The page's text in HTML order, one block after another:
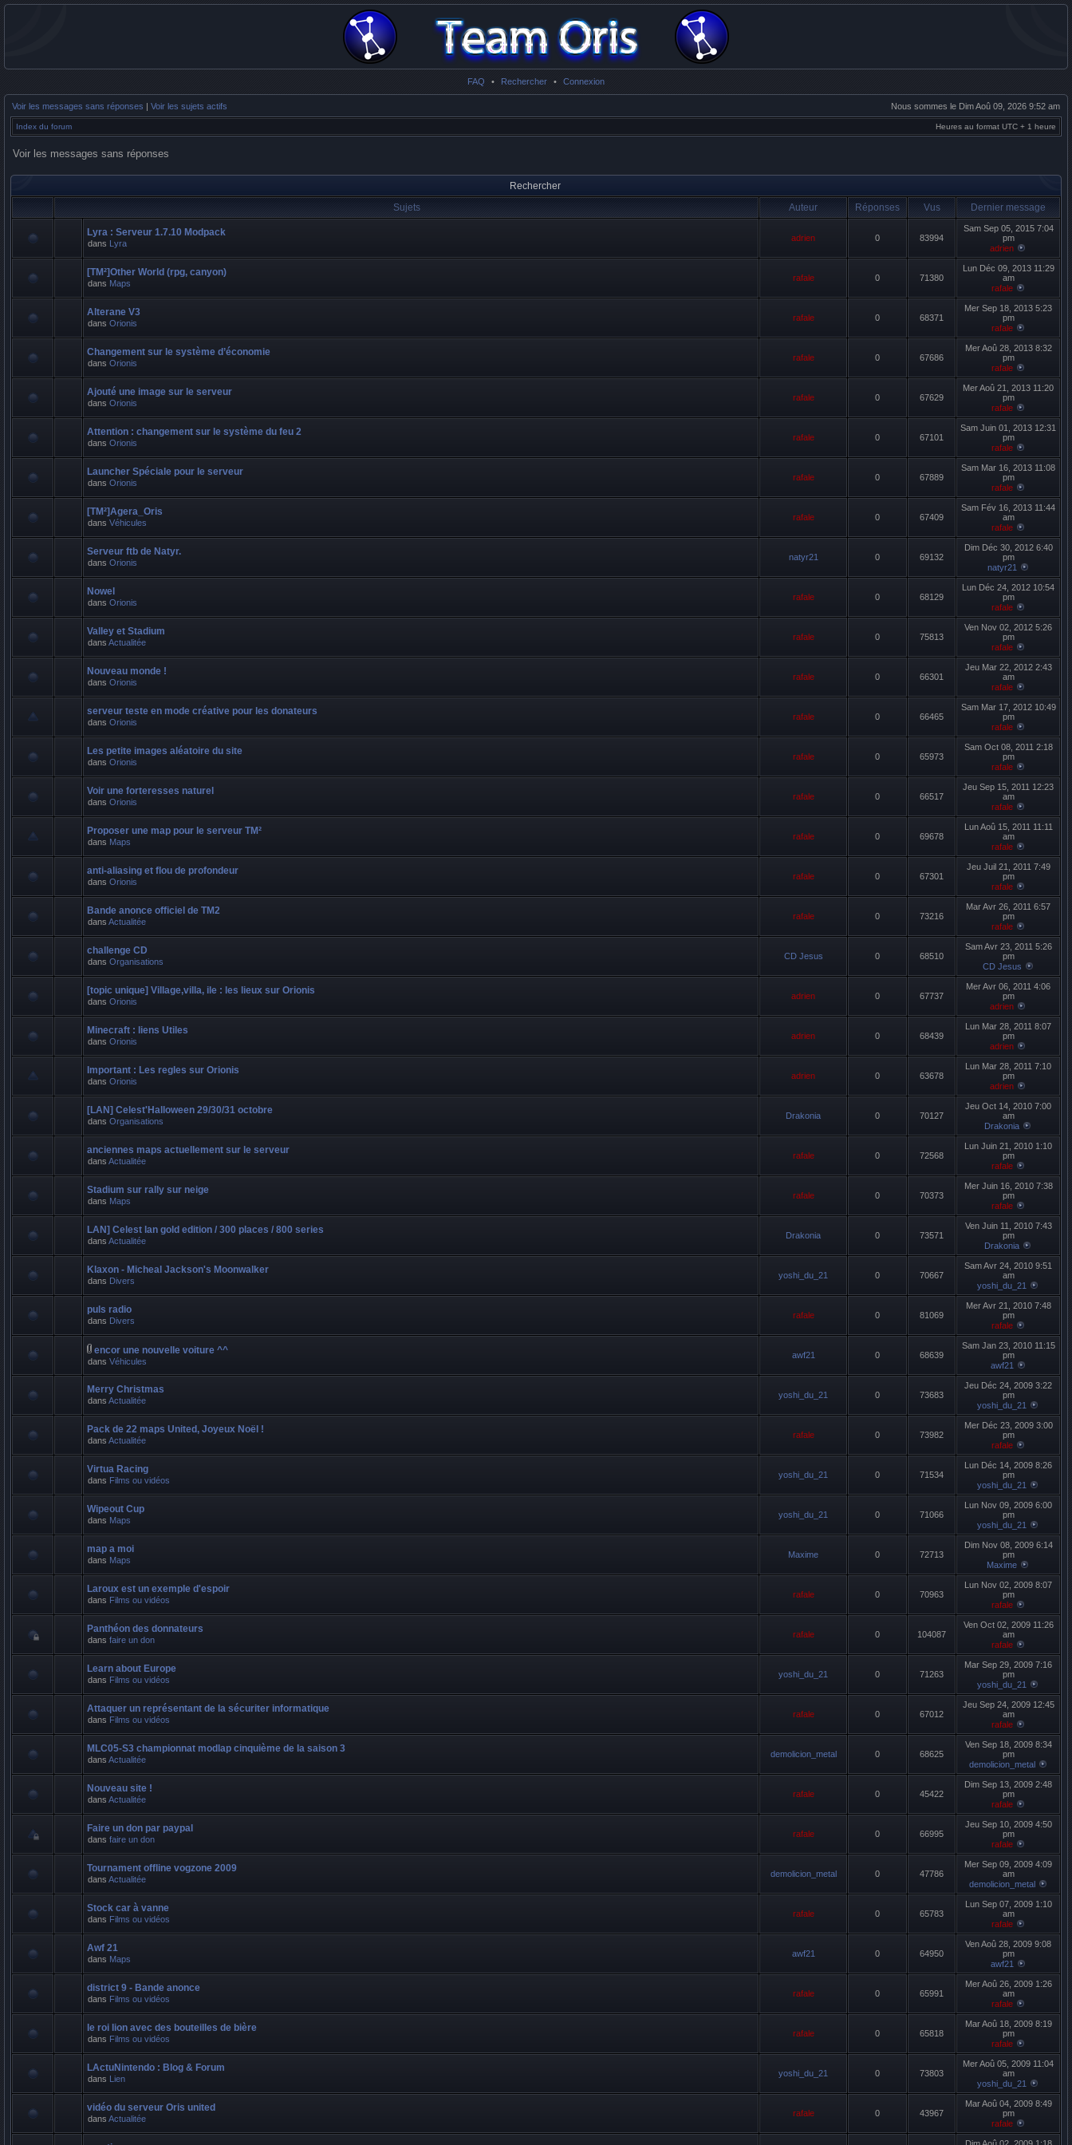
FAQ • Rechercher • Connexion
Voir les messages sans réponses | Voir les sujets actifs Nous sommes le Dim Aoû 09, 2026 9:52 am
Index du forum Heures au format UTC + 1 heure
Voir les messages sans réponses
Rechercher
Sujets
Auteur Réponses Vus Dernier message
Lyra : Serveur 1.7.10 Modpack
dans Lyra
adrien 0 83994
Sam Sep 05, 2015 7:04
pm
adrien
[TM²]Other World (rpg, canyon)
dans Maps
rafale 0 71380
Lun Déc 09, 2013 11:29
am
rafale
Alterane V3
dans Orionis
rafale 0 68371
Mer Sep 18, 2013 5:23
pm
rafale
Changement sur le système d’économie
dans Orionis
rafale 0 67686
Mer Aoû 28, 2013 8:32
pm
rafale
Ajouté une image sur le serveur
dans Orionis
rafale 0 67629
Mer Aoû 21, 2013 11:20
pm
rafale
Attention : changement sur le système du feu 2
dans Orionis
rafale 0 67101
Sam Juin 01, 2013 12:31
pm
rafale
Launcher Spéciale pour le serveur
dans Orionis
rafale 0 67889
Sam Mar 16, 2013 11:08
pm
rafale
[TM²]Agera_Oris
dans Véhicules
rafale 0 67409
Sam Fév 16, 2013 11:44
am
rafale
Serveur ftb de Natyr.
dans Orionis
natyr21 0 69132
Dim Déc 30, 2012 6:40
pm
natyr21
Nowel
dans Orionis
rafale 0 68129
Lun Déc 24, 2012 10:54
pm
rafale
Valley et Stadium
dans Actualitée
rafale 0 75813
Ven Nov 02, 2012 5:26
pm
rafale
Nouveau monde !
dans Orionis
rafale 0 66301
Jeu Mar 22, 2012 2:43
am
rafale
serveur teste en mode créative pour les donateurs
dans Orionis
rafale 0 66465
Sam Mar 17, 2012 10:49
pm
rafale
Les petite images aléatoire du site
dans Orionis
rafale 0 65973
Sam Oct 08, 2011 2:18
pm
rafale
Voir une forteresses naturel
dans Orionis
rafale 0 66517
Jeu Sep 15, 2011 12:23
am
rafale
Proposer une map pour le serveur TM²
dans Maps
rafale 0 69678
Lun Aoû 15, 2011 11:11
am
rafale
anti-aliasing et flou de profondeur
dans Orionis
rafale 0 67301
Jeu Juil 21, 2011 7:49
pm
rafale
Bande anonce officiel de TM2
dans Actualitée
rafale 0 73216
Mar Avr 26, 2011 6:57
pm
rafale
challenge CD
dans Organisations
CD Jesus 0 68510
Sam Avr 23, 2011 5:26
pm
CD Jesus
[topic unique] Village,villa, ile : les lieux sur Orionis
dans Orionis
adrien 0 67737
Mer Avr 06, 2011 4:06
pm
adrien
Minecraft : liens Utiles
dans Orionis
adrien 0 68439
Lun Mar 28, 2011 8:07
pm
adrien
Important : Les regles sur Orionis
dans Orionis
adrien 0 63678
Lun Mar 28, 2011 7:10
pm
adrien
[LAN] Celest'Halloween 29/30/31 octobre
dans Organisations
Drakonia 0 70127
Jeu Oct 14, 2010 7:00
am
Drakonia
anciennes maps actuellement sur le serveur
dans Actualitée
rafale 0 72568
Lun Juin 21, 2010 1:10
pm
rafale
Stadium sur rally sur neige
dans Maps
rafale 0 70373
Mer Juin 16, 2010 7:38
pm
rafale
LAN] Celest lan gold edition / 300 places / 800 series
dans Actualitée
Drakonia 0 73571
Ven Juin 11, 2010 7:43
pm
Drakonia
Klaxon - Micheal Jackson's Moonwalker
dans Divers
yoshi_du_21 0 70667
Sam Avr 24, 2010 9:51
am
yoshi_du_21
puls radio
dans Divers
rafale 0 81069
Mer Avr 21, 2010 7:48
pm
rafale
encor une nouvelle voiture ^^
dans Véhicules
awf21 0 68639
Sam Jan 23, 2010 11:15
pm
awf21
Merry Christmas
dans Actualitée
yoshi_du_21 0 73683
Jeu Déc 24, 2009 3:22
pm
yoshi_du_21
Pack de 22 maps United, Joyeux Noël !
dans Actualitée
rafale 0 73982
Mer Déc 23, 2009 3:00
pm
rafale
Virtua Racing
dans Films ou vidéos
yoshi_du_21 0 71534
Lun Déc 14, 2009 8:26
pm
yoshi_du_21
Wipeout Cup
dans Maps
yoshi_du_21 0 71066
Lun Nov 09, 2009 6:00
pm
yoshi_du_21
map a moi
dans Maps
Maxime 0 72713
Dim Nov 08, 2009 6:14
pm
Maxime
Laroux est un exemple d'espoir
dans Films ou vidéos
rafale 0 70963
Lun Nov 02, 2009 8:07
pm
rafale
Panthéon des donnateurs
dans faire un don
rafale 0 104087
Ven Oct 02, 2009 11:26
am
rafale
Learn about Europe
dans Films ou vidéos
yoshi_du_21 0 71263
Mar Sep 29, 2009 7:16
pm
yoshi_du_21
Attaquer un représentant de la sécuriter informatique
dans Films ou vidéos
rafale 0 67012
Jeu Sep 24, 2009 12:45
am
rafale
MLC05-S3 championnat modlap cinquième de la saison 3
dans Actualitée
demolicion_metal 0 68625
Ven Sep 18, 2009 8:34
pm
demolicion_metal
Nouveau site !
dans Actualitée
rafale 0 45422
Dim Sep 13, 2009 2:48
pm
rafale
Faire un don par paypal
dans faire un don
rafale 0 66995
Jeu Sep 10, 2009 4:50
pm
rafale
Tournament offline vogzone 2009
dans Actualitée
demolicion_metal 0 47786
Mer Sep 09, 2009 4:09
am
demolicion_metal
Stock car à vanne
dans Films ou vidéos
rafale 0 65783
Lun Sep 07, 2009 1:10
am
rafale
Awf 21
dans Maps
awf21 0 64950
Ven Aoû 28, 2009 9:08
pm
awf21
district 9 - Bande anonce
dans Films ou vidéos
rafale 0 65991
Mer Aoû 26, 2009 1:26
am
rafale
le roi lion avec des bouteilles de bière
dans Films ou vidéos
rafale 0 65818
Mar Aoû 18, 2009 8:19
pm
rafale
LActuNintendo : Blog & Forum
dans Lien
yoshi_du_21 0 73803
Mer Aoû 05, 2009 11:04
am
yoshi_du_21
vidéo du serveur Oris united
dans Actualitée
rafale 0 43967
Mar Aoû 04, 2009 8:49
pm
rafale